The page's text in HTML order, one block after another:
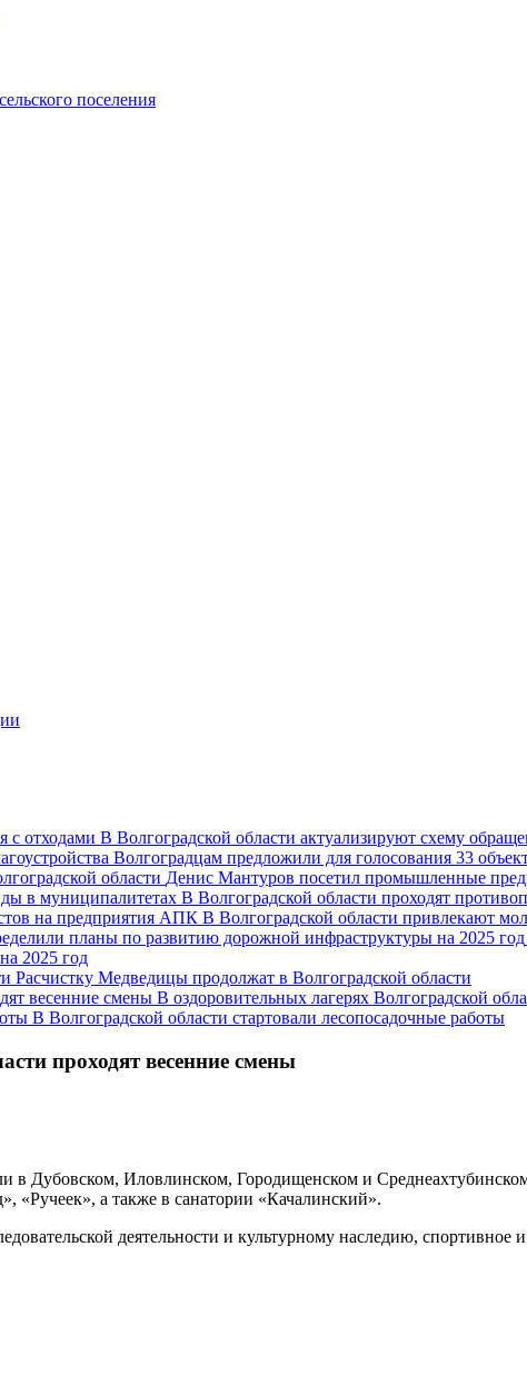
поселения
В Волгоградской области актуализируют схему
Волгоградцам предложили для голосования 33
Денис Мантуров посетил промышленные
В Волгоградской области проходят
В Волгоградской области привлекают
2025 год
Расчистку Медведицы продолжат в Волгоградской области
В оздоровительных лагерях Волгоградской
В Волгоградской области стартовали лесопосадочные работы
проходят весенние смены
в Дубовском, Иловлинском, Городищенском и
«Ручеек», а также в санатории «Качалинский».
деятельности и культурному наследию, спортивное и